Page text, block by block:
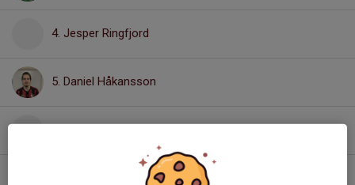
4. Jesper Ringfjord
5. Daniel Håkansson